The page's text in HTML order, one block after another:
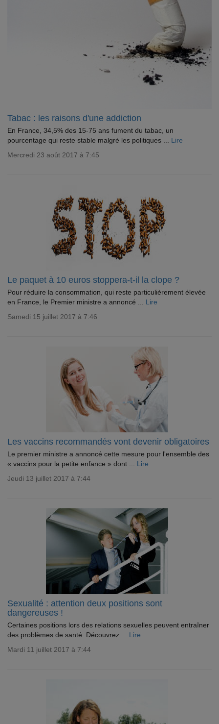
Tabac : les raisons d'une addiction
En France, 34,5% des 15-75 ans fument du tabac, un
pourcentage qui reste stable malgré les politiques ... Lire
Mercredi 23 août 2017 à 7:45
Le paquet à 10 euros stoppera-t-il la clope ?
Pour réduire la consommation, qui reste particulièrement élevée
en France, le Premier ministre a annoncé ... Lire
Samedi 15 juillet 2017 à 7:46
Les vaccins recommandés vont devenir obligatoires
Le premier ministre a annoncé cette mesure pour l'ensemble des
« vaccins pour la petite enfance » dont ... Lire
Jeudi 13 juillet 2017 à 7:44
Sexualité : attention deux positions sont
dangereuses !
Certaines positions lors des relations sexuelles peuvent entraîner
des problèmes de santé. Découvrez ... Lire
Mardi 11 juillet 2017 à 7:44